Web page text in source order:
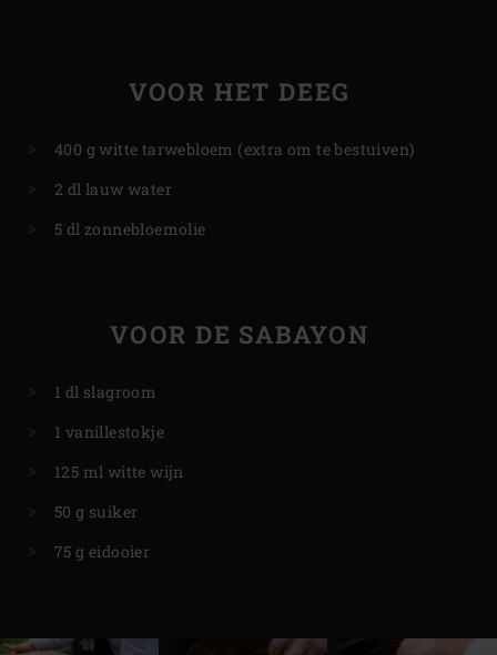
VOOR HET DEEG
400 g witte tarwebloem (extra om te bestuiven)
2 dl lauw water
5 dl zonnebloemolie
VOOR DE SABAYON
1 dl slagroom
1 vanillestokje
125 ml witte wijn
50 g suiker
75 g eidooier